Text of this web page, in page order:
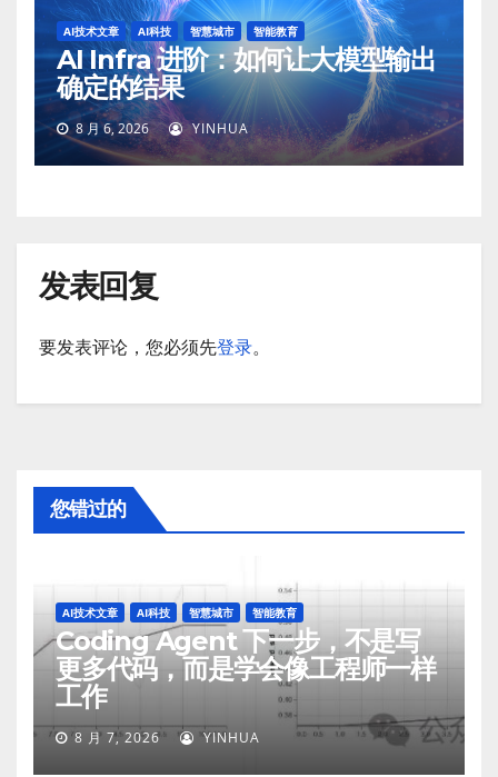
AI技术文章 AI科技 智慧城市 智能教育
AI Infra 进阶：如何让大模型输出
确定的结果
8 月 6, 2026 YINHUA
发表回复
要发表评论，您必须先登录。
您错过的
AI技术文章 AI科技 智慧城市 智能教育
Coding Agent 下一步，不是写
更多代码，而是学会像工程师一样
工作
8 月 7, 2026 YINHUA